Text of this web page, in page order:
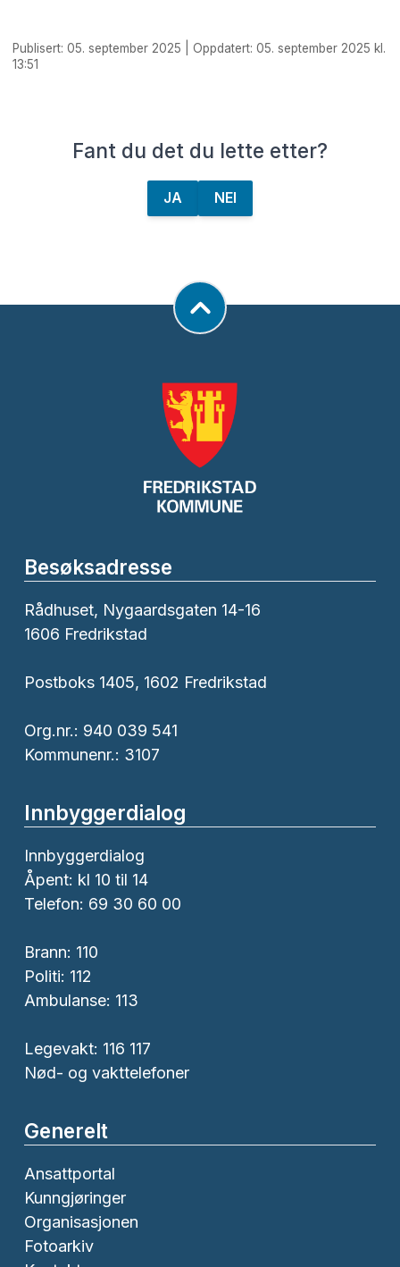
Publisert: 05. september 2025 | Oppdatert: 05. september 2025 kl.
13:51
Fant du det du lette etter?
JA NEI
Besøksadresse
Rådhuset, Nygaardsgaten 14-16
1606 Fredrikstad
Postboks 1405, 1602 Fredrikstad
Org.nr.: 940 039 541
Kommunenr.: 3107
Innbyggerdialog
Innbyggerdialog
Åpent: kl 10 til 14
Telefon: 69 30 60 00
Brann: 110
Politi: 112
Ambulanse: 113
Legevakt: 116 117
Nød- og vakttelefoner
Generelt
Ansattportal
Kunngjøringer
Organisasjonen
Fotoarkiv